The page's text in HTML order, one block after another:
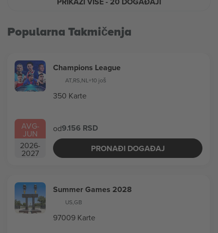
Popularna Takmičenja
AVG-
JUN
2026-
2027
Champions League
AT,RS,NL+10 još
350 Karte
od9.156 RSD
PRONAĐI DOGAĐAJ
Summer Games 2028
US,GB
97009 Karte